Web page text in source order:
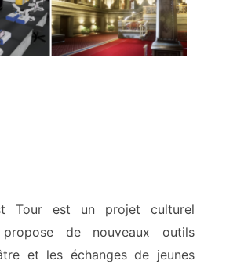
Tour est un projet culturel
de nouveaux outils
et les échanges de jeunes